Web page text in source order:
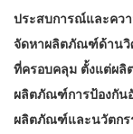
ประสบการณ์และคว
จัดหาผลิตภัณฑ์ด้านวิ
ที่ครอบคลุม ตั้งแต่ผ
ผลิตภัณฑ์การป้องกัน
ผลิตภัณฑ์และนวัตกร